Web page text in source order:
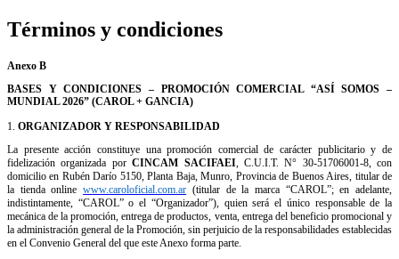
Términos y condiciones
Anexo B
BASES Y CONDICIONES – PROMOCIÓN COMERCIAL “ASÍ SOMOS –
MUNDIAL 2026” (CAROL + GANCIA)
1. ORGANIZADOR Y RESPONSABILIDAD
La presente acción constituye una promoción comercial de carácter publicitario y de
fidelización organizada porCINCAM SACIFAEI, C.U.I.T. N° 30-51706001-8, con
domicilio en Rubén Darío 5150, Planta Baja, Munro, Provincia de Buenos Aires, titular de
la tienda onlinewww.caroloficial.com.ar (titular de la marca “CAROL”; en adelante,
indistintamente, “CAROL” o el “Organizador”), quien será el único responsable de la
mecánica de la promoción, entrega de productos, venta, entrega del beneficio promocional y
la administración general de la Promoción, sin perjuicio de la responsabilidades establecidas
en el Convenio General del que este Anexo forma parte.